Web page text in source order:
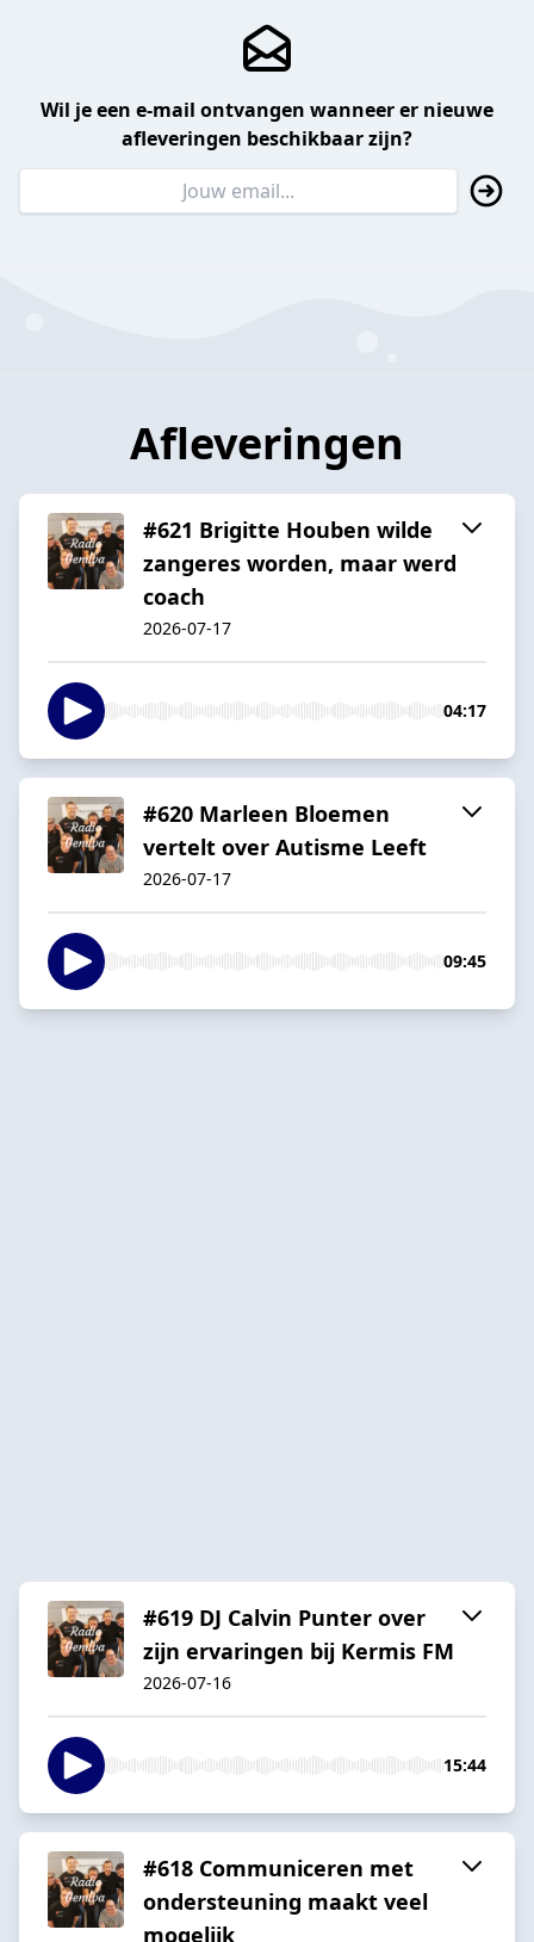
Wil je een e-mail ontvangen wanneer er nieuwe
afleveringen beschikbaar zijn?
Afleveringen
#621 Brigitte Houben wilde
zangeres worden, maar werd
coach
2026-07-17
04:17
#620 Marleen Bloemen
vertelt over Autisme Leeft
2026-07-17
09:45
#619 DJ Calvin Punter over
zijn ervaringen bij Kermis FM
2026-07-16
15:44
#618 Communiceren met
ondersteuning maakt veel
mogelijk